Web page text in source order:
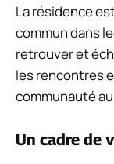
La résidence
commun dans
retrouver et
les rencontres
communauté
Un cadre de